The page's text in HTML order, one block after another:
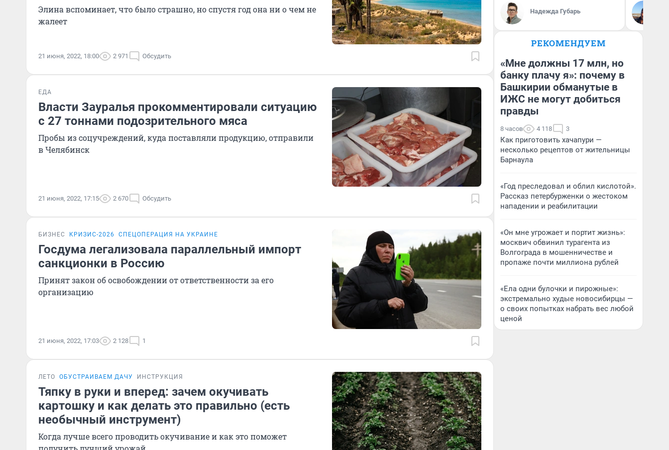
Элина вспоминает, что было страшно, но спустя год она ни о чем не
жалеет
21 июня, 2022, 18:00 2 971 Обсудить
ЕДА
Власти Зауралья прокомментировали ситуацию
с 27 тоннами подозрительного мяса
Пробы из соцучреждений, куда поставляли продукцию, отправили
в Челябинск
21 июня, 2022, 17:15 2 670 Обсудить
БИЗНЕС КРИЗИС-2026 СПЕЦОПЕРАЦИЯ НА УКРАИНЕ
Госдума легализовала параллельный импорт
санкционки в Россию
Принят закон об освобождении от ответственности за его
организацию
21 июня, 2022, 17:03 2 128 1
ЛЕТО ОБУСТРАИВАЕМ ДАЧУ ИНСТРУКЦИЯ
Тяпку в руки и вперед: зачем окучивать
картошку и как делать это правильно (есть
необычный инструмент)
Когда лучше всего проводить окучивание и как это поможет
Надежда Губарь
РЕКОМЕНДУЕМ
«Мне должны 17 млн, но
банку плачу я»: почему в
Башкирии обманутые в
ИЖС не могут добиться
правды
8 часов 4 118 3
Как приготовить хачапури —
несколько рецептов от жительницы
Барнаула
«Год преследовал и облил кислотой».
Рассказ петербурженки о жестоком
нападении и реабилитации
«Он мне угрожает и портит жизнь»:
москвич обвинил турагента из
Волгограда в мошенничестве и
пропаже почти миллиона рублей
«Ела одни булочки и пирожные»:
экстремально худые новосибирцы —
о своих попытках набрать вес любой
ценой